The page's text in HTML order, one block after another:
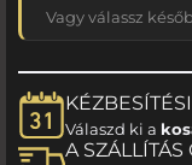
Vagy válassz
Válaszd ki a
A